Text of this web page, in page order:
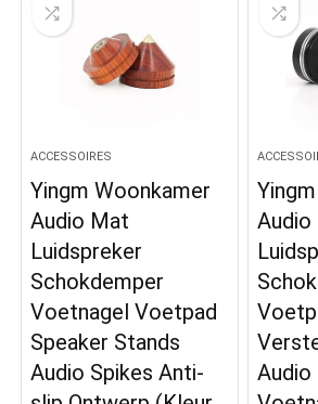
ACCESSOIRES
Yingm Woonkamer
Audio Mat
Luidspreker
Schokdemper
Voetnagel Voetpad
Speaker Stands
Audio Spikes Anti-
Audio
Audio